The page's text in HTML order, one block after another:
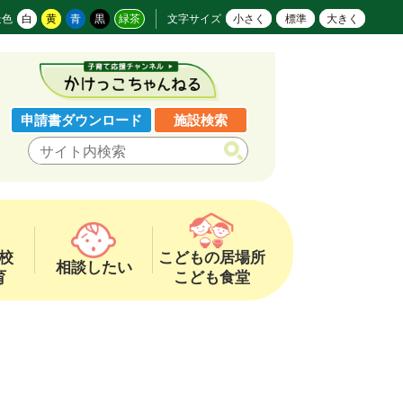
白 黄 青 黒 緑茶 文字サイズ 小さく 標準 大きく
申請書ダウンロード 施設検索
相談したい
こどもの居場所
こども食堂